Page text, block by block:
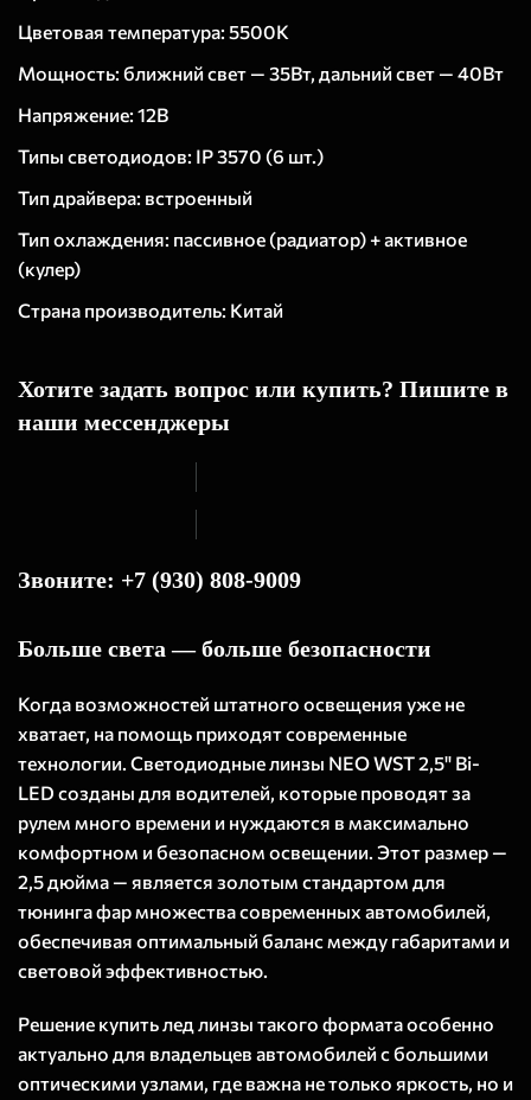
Цветовая температура: 5500K
Мощность: ближний свет — 35Вт, дальний свет — 40Вт
Напряжение: 12В
Типы светодиодов: IP 3570 (6 шт.)
Тип драйвера: встроенный
Тип охлаждения: пассивное (радиатор) + активное
(кулер)
Страна производитель: Китай
Хотите задать вопрос или купить? Пишите в
наши мессенджеры
Звоните: +7 (930) 808-9009
Больше света — больше безопасности
Когда возможностей штатного освещения уже не
хватает, на помощь приходят современные
технологии. Светодиодные линзы NEO WST 2,5" Bi-
LED созданы для водителей, которые проводят за
рулем много времени и нуждаются в максимально
комфортном и безопасном освещении. Этот размер —
2,5 дюйма — является золотым стандартом для
тюнинга фар множества современных автомобилей,
обеспечивая оптимальный баланс между габаритами и
световой эффективностью.
Решение купить лед линзы такого формата особенно
актуально для владельцев автомобилей с большими
оптическими узлами, где важна не только яркость, но и